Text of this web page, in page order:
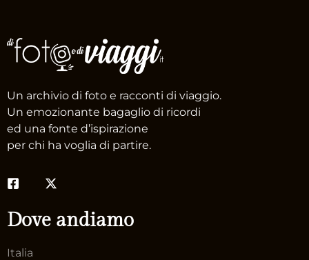
Un archivio di foto e racconti di viaggio.
Un emozionante bagaglio di ricordi
ed una fonte d’ispirazione
per chi ha voglia di partire.
Dove andiamo
Italia